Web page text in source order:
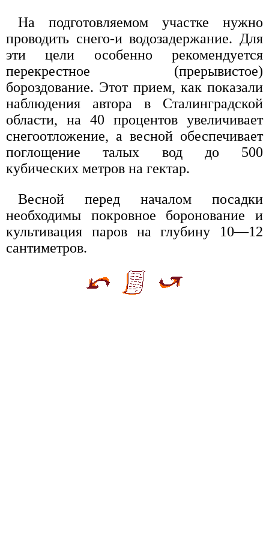
На подготовляемом участке нужно
проводить снего-и водозадержание. Для
эти цели особенно рекомендуется
перекрестное (прерывистое)
бороздование. Этот прием, как показали
наблюдения автора в Сталинградской
области, на 40 процентов увеличивает
снегоотложение, а весной обеспечивает
поглощение талых вод до 500
кубических метров на гектар.
Весной перед началом посадки
необходимы покровное боронование и
культивация паров на глубину 10—12
сантиметров.